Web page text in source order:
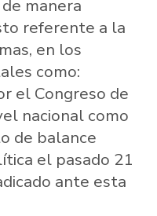
manera
referente a la
en los
como:
el Congreso de
nacional como
de balance
el pasado 21
ante esta